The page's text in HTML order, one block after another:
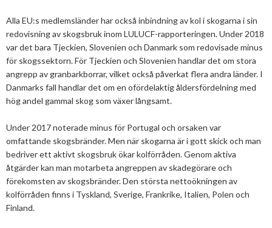
Alla EU:s medlemsländer har också inbindning av kol i skogarna i sin
redovisning av skogsbruk inom LULUCF-rapporteringen. Under 2018
var det bara Tjeckien, Slovenien och Danmark som redovisade minus
för skogssektorn. För Tjeckien och Slovenien handlar det om stora
angrepp av granbarkborrar, vilket också påverkat flera andra länder. I
Danmarks fall handlar det om en ofördelaktig åldersfördelning med
hög andel gammal skog som växer långsamt.
Under 2017 noterade minus för Portugal och orsaken var
omfattande skogsbränder. Men när skogarna är i gott skick och man
bedriver ett aktivt skogsbruk ökar kolförråden. Genom aktiva
åtgärder kan man motarbeta angreppen av skadegörare och
förekomsten av skogsbränder. Den största nettoökningen av
kolförråden finns i Tyskland, Sverige, Frankrike, Italien, Polen och
Finland.